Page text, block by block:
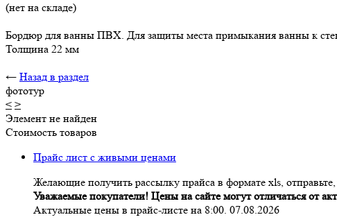
(нет на складе)
Бордюр для ванны ПВХ. Для защиты места примыкания ванны к
Толщина 22 мм
← Назад в раздел
фототур
< >
Элемент не найден
Стоимость товаров
Прайс лист с живыми ценами
Желающие получить рассылку прайса в формате xls, отправьте,
Уважаемые покупатели! Цены на сайте могут отличаться от
Актуальные цены в прайс-листе на 8:00. 07.08.2026